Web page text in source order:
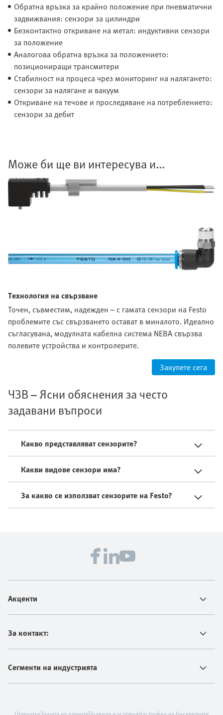
Обратна връзка за крайно положение при пневматични
задвижвания: сензори за цилиндри
Безконтактно откриване на метал: индуктивни сензори
за положение
Аналогова обратна връзка за положението:
позициониращи трансмитери
Стабилност на процеса чрез мониторинг на налягането:
сензори за налягане и вакуум
Откриване на течове и проследяване на потреблението:
сензори за дебит
Може би ще ви интересува и...
Технология на свързване
Точен, съвместим, надежден – с гамата сензори на Festo
проблемите със свързването остават в миналото. Идеално
съгласувана, модулната кабелна система NEBA свързва
полевите устройства и контролерите.
Закупете сега
ЧЗВ – Ясни обяснения за често
задавани въпроси
Какво представляват сензорите?
Какви видове сензори има?
За какво се използват сензорите на Festo?
Акценти
За контакт:
Сегменти на индустрията